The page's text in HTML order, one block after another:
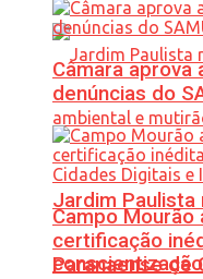
Jardim
Câmara aprova
denúncias do
Campo
certificação
Paranaense de